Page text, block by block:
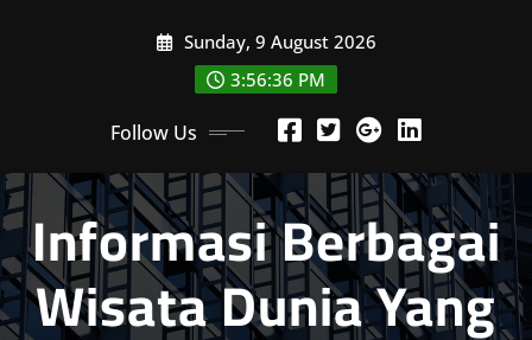
Sunday, 9 August 2026
3:56:37 PM
Follow Us
Informasi Berbagai
Wisata Dunia Yang